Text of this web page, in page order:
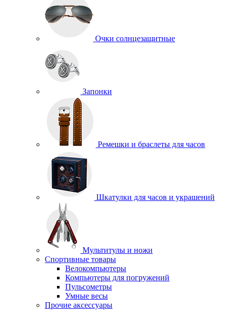
Очки солнцезащитные
Запонки
Ремешки и браслеты для часов
Шкатулки для часов и украшений
Мультитулы и ножи
Спортивные товары
Велокомпьютеры
Компьютеры для погружений
Пульсометры
Умные весы
Прочие аксессуары